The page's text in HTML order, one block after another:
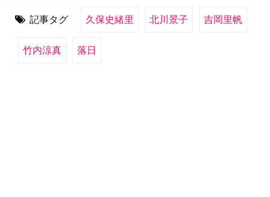
記事タグ 久保史緒里 北川景子 吉岡里帆
竹内涼真 落日